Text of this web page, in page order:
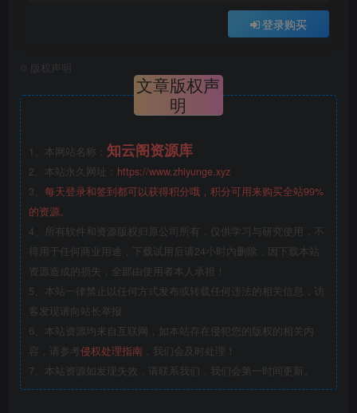
登录购买
版权声明
文章版权声
明
1、本网站名称： 知云阁资源库
2、本站永久网址： https://www.zhiyunge.xyz
3、 每天登录和签到都可以获得积分哦，积分可用来购买全站99%
的资源。
4、所有软件和资源版权归原公司所有，仅供学习与研究使用，不
得用于任何商业用途，下载试用后请24小时内删除，因下载本站
资源造成的损失，全部由使用者本人承担！
5、本站一律禁止以任何方式发布或转载任何违法的相关信息，访
客发现请向站长举报
6、本站资源均来自互联网，如本站存在侵犯您的版权的相关内
容，请参考侵权处理指南 ，我们会及时处理！
7、本站资源如发现失效，请联系我们，我们会第一时间更新。